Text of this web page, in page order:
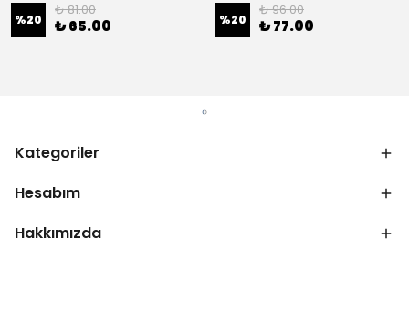
%20
₺ 81.00
₺ 65.00 %20
₺ 96.00
₺ 77.00
Kategoriler
Hesabım
Hakkımızda